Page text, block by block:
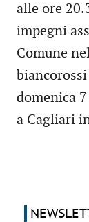
alle ore
impegni
Comune
domenica
a Cagliari